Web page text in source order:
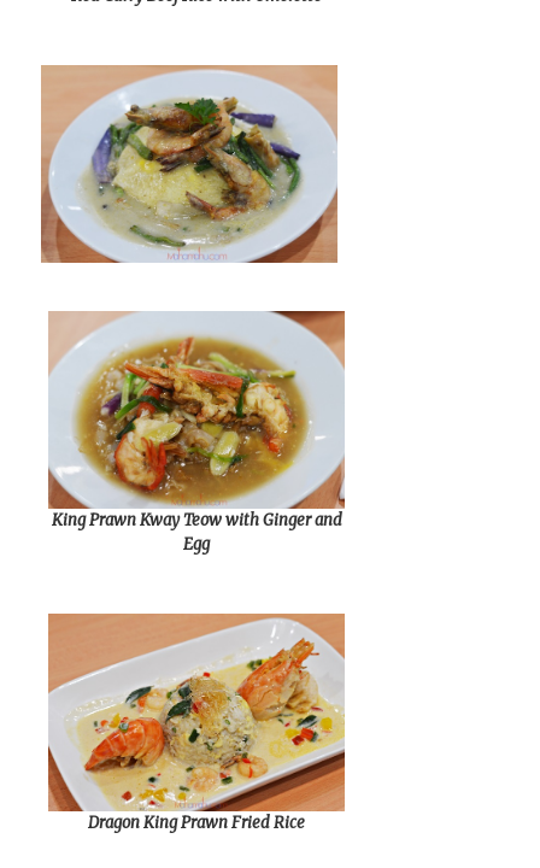
King Prawn Kway Teow with Ginger and
Egg
Dragon King Prawn Fried Rice